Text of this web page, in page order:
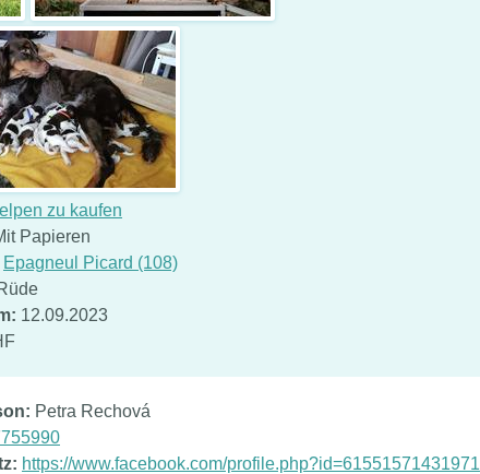
zu kaufen
Papieren
Epagneul Picard (108)
12.09.2023
Petra Rechová
https://www.facebook.com/profile.php?id=61551571431971